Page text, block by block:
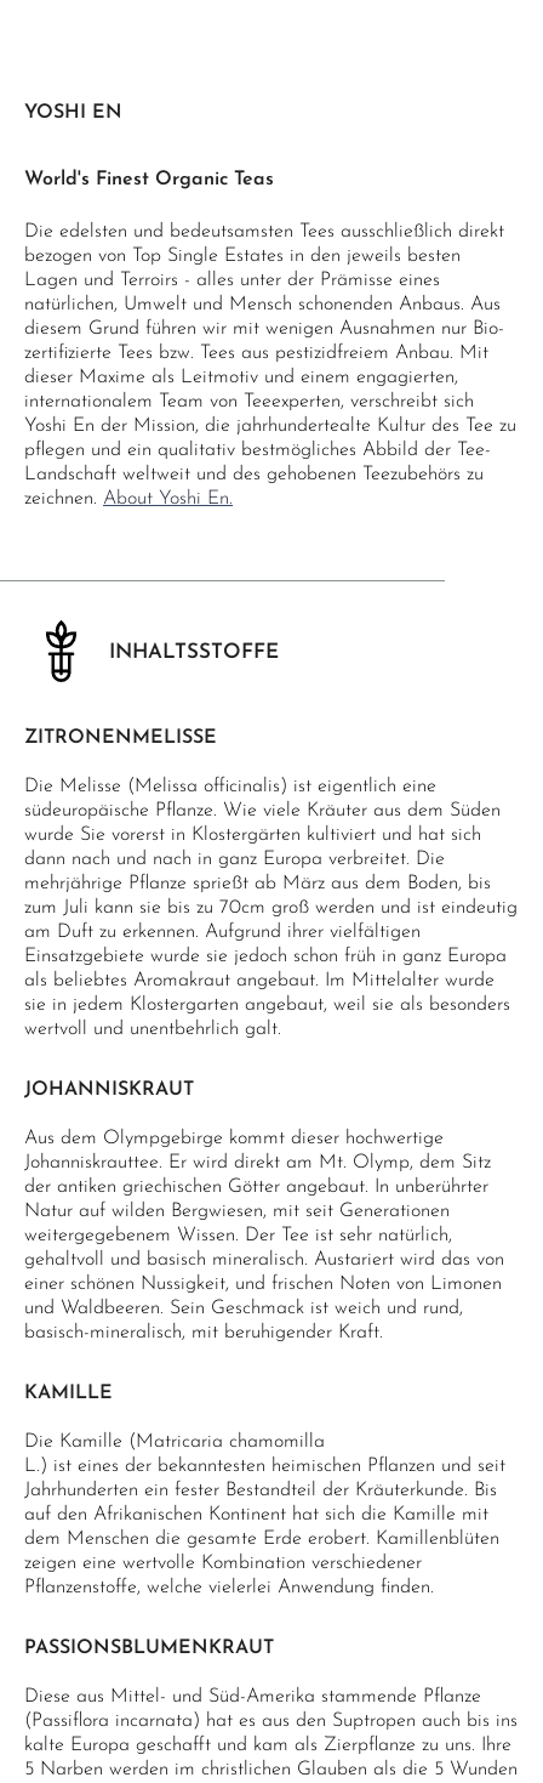
YOSHI EN
World's Finest Organic Teas
Die edelsten und bedeutsamsten Tees ausschließlich direkt
bezogen von Top Single Estates in den jeweils besten
Lagen und Terroirs - alles unter der Prämisse eines
natürlichen, Umwelt und Mensch schonenden Anbaus. Aus
diesem Grund führen wir mit wenigen Ausnahmen nur Bio-
zertifizierte Tees bzw. Tees aus pestizidfreiem Anbau. Mit
dieser Maxime als Leitmotiv und einem engagierten,
internationalem Team von Teeexperten, verschreibt sich
Yoshi En der Mission, die jahrhundertealte Kultur des Tee zu
pflegen und ein qualitativ bestmögliches Abbild der Tee-
Landschaft weltweit und des gehobenen Teezubehörs zu
zeichnen. About Yoshi En.
INHALTSSTOFFE
ZITRONENMELISSE
Die Melisse (Melissa officinalis) ist eigentlich eine
südeuropäische Pflanze. Wie viele Kräuter aus dem Süden
wurde Sie vorerst in Klostergärten kultiviert und hat sich
dann nach und nach in ganz Europa verbreitet. Die
mehrjährige Pflanze sprießt ab März aus dem Boden, bis
zum Juli kann sie bis zu 70cm groß werden und ist eindeutig
am Duft zu erkennen. Aufgrund ihrer vielfältigen
Einsatzgebiete wurde sie jedoch schon früh in ganz Europa
als beliebtes Aromakraut angebaut. Im Mittelalter wurde
sie in jedem Klostergarten angebaut, weil sie als besonders
wertvoll und unentbehrlich galt.
JOHANNISKRAUT
Aus dem Olympgebirge kommt dieser hochwertige
Johanniskrauttee. Er wird direkt am Mt. Olymp, dem Sitz
der antiken griechischen Götter angebaut. In unberührter
Natur auf wilden Bergwiesen, mit seit Generationen
weitergegebenem Wissen. Der Tee ist sehr natürlich,
gehaltvoll und basisch mineralisch. Austariert wird das von
einer schönen Nussigkeit, und frischen Noten von Limonen
und Waldbeeren. Sein Geschmack ist weich und rund,
basisch-mineralisch, mit beruhigender Kraft.
KAMILLE
Die Kamille (Matricaria chamomilla
L.) ist eines der bekanntesten heimischen Pflanzen und seit
Jahrhunderten ein fester Bestandteil der Kräuterkunde. Bis
auf den Afrikanischen Kontinent hat sich die Kamille mit
dem Menschen die gesamte Erde erobert. Kamillenblüten
zeigen eine wertvolle Kombination verschiedener
Pflanzenstoffe, welche vielerlei Anwendung finden.
PASSIONSBLUMENKRAUT
Diese aus Mittel- und Süd-Amerika stammende Pflanze
(Passiflora incarnata) hat es aus den Suptropen auch bis ins
kalte Europa geschafft und kam als Zierpflanze zu uns. Ihre
5 Narben werden im christlichen Glauben als die 5 Wunden